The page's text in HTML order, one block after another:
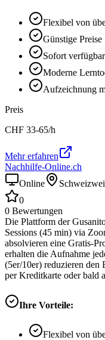
Flexibel von
Günstige Preise
Sofort verfügbar
Moderne
Aufzeichnung
Preis
CHF 33-65/h
Mehr erfahren
Nachhilfe-Online.ch
Online
0
0 Bewertungen
Die Plattform der
Sessions (45 min) via
absolvieren eine Gratis-
erhalten die Aufnahme
(5er/10er) reduzieren den
per Kreditkarte oder bald
Ihre Vorteile:
Flexibel von